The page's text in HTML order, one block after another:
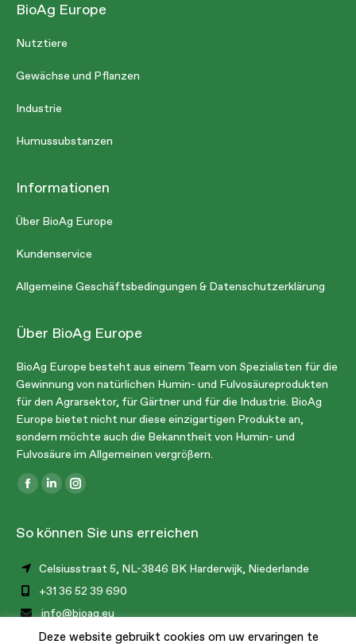
BioAg Europe
Nutztiere
Gewächse und Pflanzen
Industrie
Humussubstanzen
Informationen
Über BioAg Europe
Kundenservice
Allgemeine Geschäftsbedingungen & Datenschutzerklärung
Über BioAg Europe
BioAg Europe besteht aus einem Team von Spezialisten für die
Gewinnung von natürlichen Humin- und Fulvosäureprodukten
für den Agrarsektor, für Gärtner und für die Industrie. BioAg
Europe bietet nicht nur diese einzigartigen Produkte an,
sondern möchte auch die Bekanntheit von Humin- und
Fulvosäure im Allgemeinen vergrößern.
Finden Sie uns auf:
Facebook
opens
new
window
Linkedin
opens
new
window
Instagram
opens
new
window
So können Sie uns erreichen
Celsiusstraat 5, NL-3846 BK Harderwijk, Niederlande
+31 36 52 39 690
info@bioag.eu
Deze website gebruikt cookies om uw ervaringen te